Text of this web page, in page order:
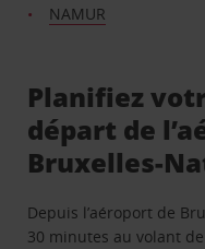
NAMUR
Planifiez
départ de
Bruxelles-
Depuis l’aéroport de
30 minutes au volant